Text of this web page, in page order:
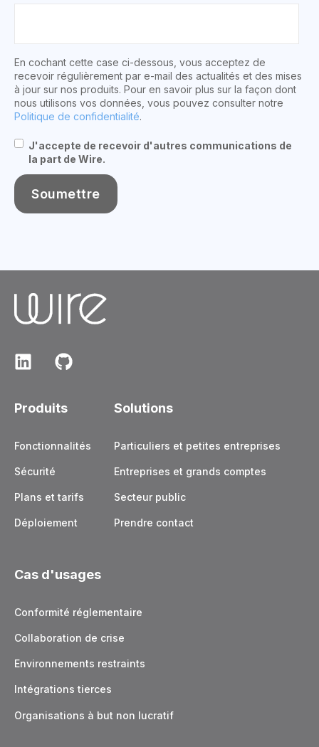
En cochant cette case ci-dessous, vous acceptez de
recevoir régulièrement par e-mail des actualités et des mises
à jour sur nos produits. Pour en savoir plus sur la façon dont
nous utilisons vos données, vous pouvez consulter notre
Politique de confidentialité.
J'accepte de recevoir d'autres communications de
la part de Wire.
Produits
Fonctionnalités
Sécurité
Plans et tarifs
Déploiement
Solutions
Particuliers et petites entreprises
Entreprises et grands comptes
Secteur public
Prendre contact
Cas d'usages
Conformité réglementaire
Collaboration de crise
Environnements restraints
Intégrations tierces
Organisations à but non lucratif